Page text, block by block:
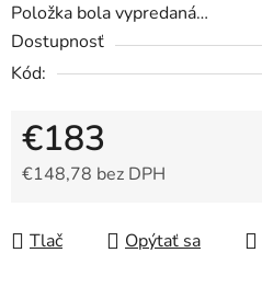
Položka bola vypredaná…
Dostupnosť
Kód:
€183
€148,78 bez DPH
Tlač
Opýtať sa